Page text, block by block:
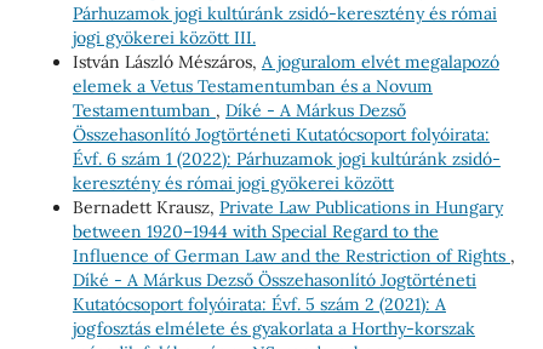
Párhuzamok jogi kultúránk zsidó-keresztény és római
jogi gyökerei között III.
István László Mészáros, A joguralom elvét megalapozó
elemek a Vetus Testamentumban és a Novum
Testamentumban , Díké - A Márkus Dezső
Összehasonlító Jogtörténeti Kutatócsoport folyóirata:
Évf. 6 szám 1 (2022): Párhuzamok jogi kultúránk zsidó-
keresztény és római jogi gyökerei között
Bernadett Krausz, Private Law Publications in Hungary
between 1920–1944 with Special Regard to the
Influence of German Law and the Restriction of Rights ,
Díké - A Márkus Dezső Összehasonlító Jogtörténeti
Kutatócsoport folyóirata: Évf. 5 szám 2 (2021): A
jogfosztás elmélete és gyakorlata a Horthy-korszak